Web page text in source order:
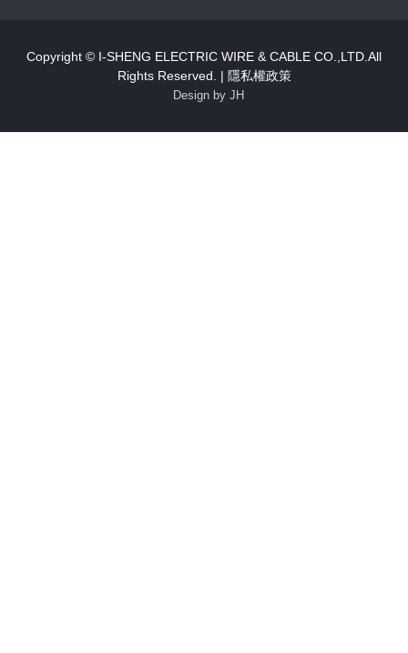
Copyright © I-SHENG ELECTRIC WIRE & CABLE CO.,LTD.All
Rights Reserved. | 隱私權政策
Design by JH